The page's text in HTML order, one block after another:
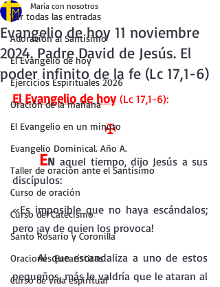
Ver todas las entradas
Adoración al Santísimo
El Evangelio de hoy
Ejercicios Espirituales 2026
Oración de la mañana
El Evangelio en un minuto
Evangelio Dominical. Año A.
Taller de oración ante el Santísimo
Curso de oración
Curso del Catecismo
Santo Rosario y Coronilla
Oraciones Eucarísticas
Curso de vida espiritual
Evangelio de hoy 11 noviembre
2024. Padre David de Jesús. El
poder infinito de la fe (Lc 17,1-6)
María con nosotros
El Evangelio de hoy (Lc 17,1-6):
✠
EN aquel tiempo, dijo Jesús a sus
discípulos:
«Es imposible que no haya escándalos;
pero ¡ay de quien los provoca!
Al que escandaliza a uno de estos
pequeños, más le valdría que le ataran al